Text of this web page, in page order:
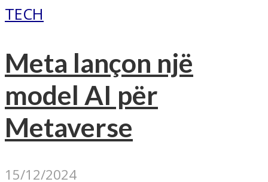
TECH
Meta lançon një
model AI për
Metaverse
15/12/2024